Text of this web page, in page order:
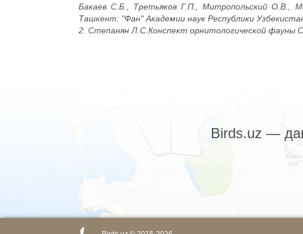
Бакаев С.Б., Третьяков Г.П., Митропольский О.В.,
Ташкент: "Фан" Академии наук Республики
2. Степанян Л.С.Конспект орнитологической фауны
Birds.uz —